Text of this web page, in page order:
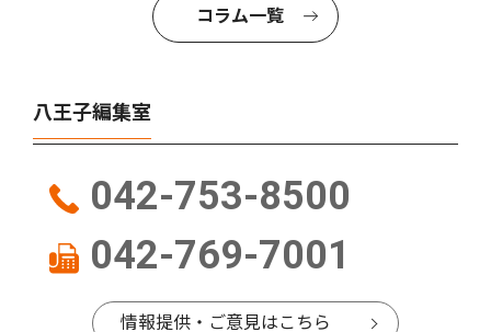
コラム一覧
八王子編集室
042-753-8500
042-769-7001
情報提供・ご意見はこちら